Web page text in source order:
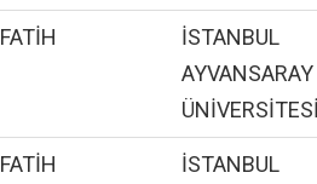
FATİH
İSTANBUL
AYVANSARAY
FATİH İSTANBUL